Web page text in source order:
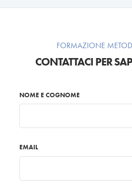
FORMAZIONE
CONTATTACI PER
NOME E COGNOME
EMAIL